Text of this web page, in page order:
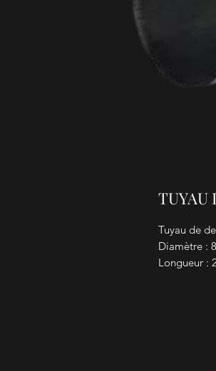
TUYAU
Tuyau de
Diamètre :
Longueur :